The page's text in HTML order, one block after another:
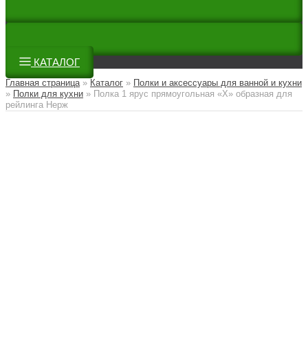
КАТАЛОГ
Главная страница» Каталог » Полки и аксессуары для ванной и кухни
» Полки для кухни » Полка 1 ярус прямоугольная «Х» образная для
рейлинга Нерж